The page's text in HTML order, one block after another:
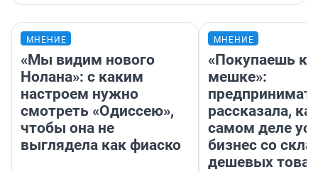
МНЕНИЕ
«Мы видим нового
Нолана»: с каким
настроем нужно
смотреть «Одиссею»,
чтобы она не
выглядела как фиаско
МНЕНИЕ
«Покупаешь
мешке»:
рассказала,
самом деле
бизнес со
дешевых